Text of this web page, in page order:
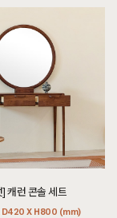
캐런 콘솔 세트
D420 X H800 (mm)